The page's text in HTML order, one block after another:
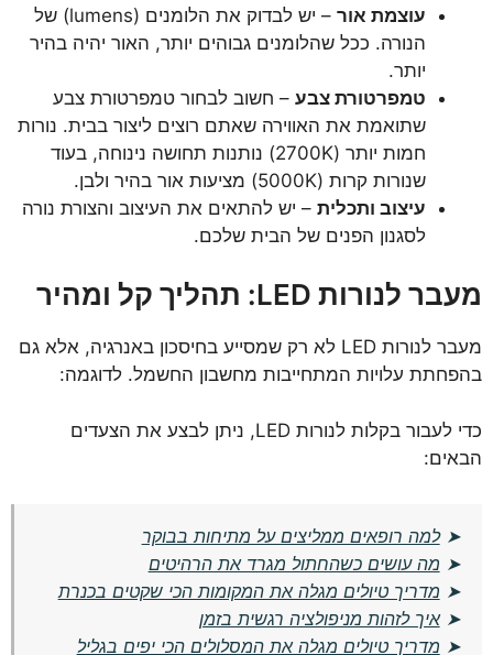
עוצמת אור
– יש לבדוק את הלומנים (lumens) של
הנורה. ככל שהלומנים גבוהים יותר, האור יהיה בהיר
יותר.
טמפרטורת צבע – חשוב לבחור טמפרטורת צבע
שתואמת את האווירה שאתם רוצים ליצור בבית. נורות
חמות יותר (2700K) נותנות תחושה נינוחה, בעוד
שנורות קרות (5000K) מציעות אור בהיר ולבן.
עיצוב ותכלית – יש להתאים את העיצוב והצורת נורה
לסגנון הפנים של הבית שלכם.
מעבר לנורות LED: תהליך קל ומהיר
מעבר לנורות LED לא רק שמסייע בחיסכון באנרגיה, אלא גם
בהפחתת עלויות המתחייבות מחשבון החשמל. לדוגמה:
כדי לעבור בקלות לנורות LED, ניתן לבצע את הצעדים
הבאים:
➤למה רופאים ממליצים על מתיחות בבוקר
➤ מה עושים כשהחתול מגרד את הרהיטים
➤ מדריך טיולים מגלה את המקומות הכי שקטים בכנרת
➤איך לזהות מניפולציה רגשית בזמן
➤ מדריך טיולים מגלה את המסלולים הכי יפים בגליל